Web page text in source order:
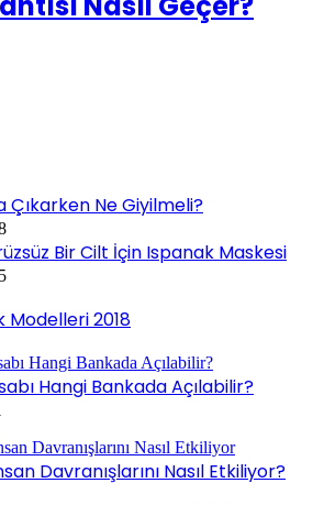
Çıkarken Ne Giyilmeli?
Bir Cilt İçin Ispanak Maskesi
Modelleri 2018
Hangi Bankada Açılabilir?
Davranışlarını Nasıl Etkiliyor?